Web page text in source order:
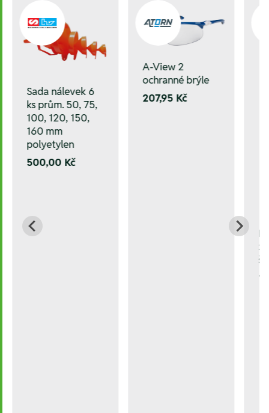
Sada nálevek 6
ks prům. 50, 75,
100, 120, 150,
160 mm
polyetylen
500,00 Kč
A-View 2
ochranné brýle
207,95 Kč